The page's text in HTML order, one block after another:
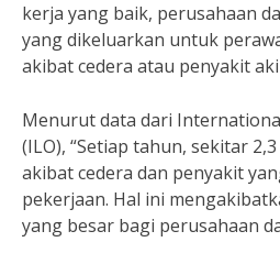
kerja yang baik, perusahaan
yang dikeluarkan untuk
akibat cedera atau penyakit
Menurut data dari
(ILO), “Setiap tahun, sekitar
akibat cedera dan penyakit
pekerjaan. Hal ini
yang besar bagi perusahaan